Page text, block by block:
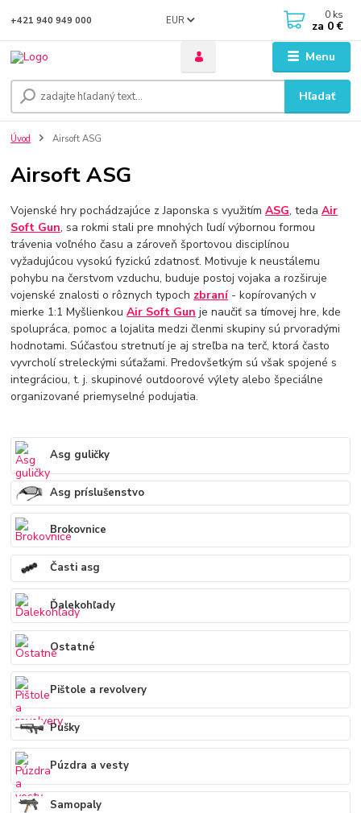
Menu
EUR
Hľadať
+421 940 949 000 0 ks
za 0 €
Úvod Airsoft ASG
Airsoft ASG
Vojenské hry pochádzajúce z Japonska s využitímASG, tedaAir
Soft Gun, sa rokmi stali pre mnohých ľudí výbornou formou
trávenia voľného času a zároveň športovou disciplínou
vyžadujúcou vysokú fyzickú zdatnosť. Motivuje k neustálemu
pohybu na čerstvom vzduchu, buduje postoj vojaka a rozširuje
vojenské znalosti o rôznych typoch zbraní- kopírovaných v
mierke 1:1 MyšlienkouAir Soft Gun je naučiť sa tímovej hre, kde
spolupráca, pomoc a lojalita medzi členmi skupiny sú prvoradými
hodnotami. Súčasťou stretnutí je aj streľba na terč, ktorá často
vyvrcholí streleckými súťažami. Predovšetkým sú však spojené s
integráciou, t. j. skupinové outdoorové výlety alebo špeciálne
organizované priemyselné podujatia.
Asg guličky
Asg príslušenstvo
Brokovnice
Časti asg
Ďalekohľady
Ostatné
Pištole a revolvery
Pušky
Púzdra a vesty
Samopaly